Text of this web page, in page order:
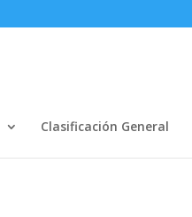
Clasificación General